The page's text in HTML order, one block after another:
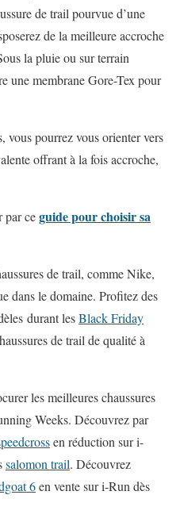
de trail pourvue d’une
de la meilleure accroche
la pluie ou sur terrain
une membrane Gore-Tex pour
vous pourrez vous orienter vers
offrant à la fois accroche,
par ceguide pour choisir sa
de trail, comme Nike,
dans le domaine. Profitez des
durant lesBlack Friday
de trail de qualité à
les meilleures chaussures
Weeks. Découvrez par
en réduction sur i-
salomon trail. Découvrez
6en vente sur i-Run dès